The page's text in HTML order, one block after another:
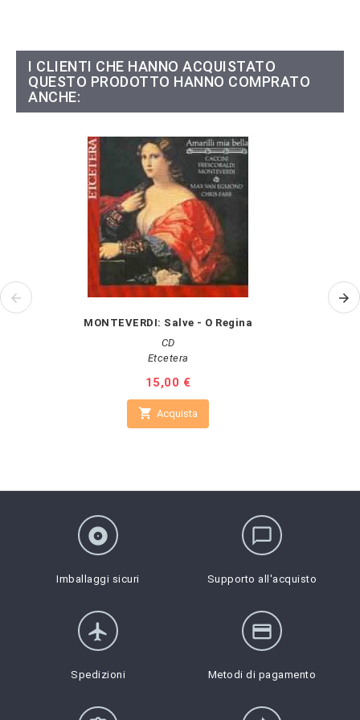
I CLIENTI CHE HANNO ACQUISTATO
QUESTO PRODOTTO HANNO COMPRATO
ANCHE:
MONTEVERDI: Salve - O Regina
CD
Etcetera
Prezzo
15,00 €
 Acquista
album
Imballaggi sicuri
chat_bubble_outline
Supporto all'acquisto
flight
Spedizioni
credit_card
Metodi di pagamento